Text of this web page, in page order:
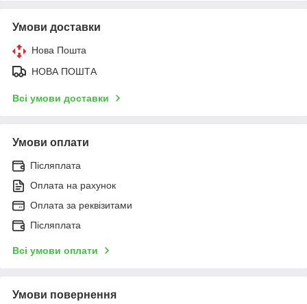
Умови доставки
Нова Пошта
НОВА ПОШТА
Всі умови доставки
Умови оплати
Післяплата
Оплата на рахунок
Оплата за реквізитами
Післяплата
Всі умови оплати
Умови повернення